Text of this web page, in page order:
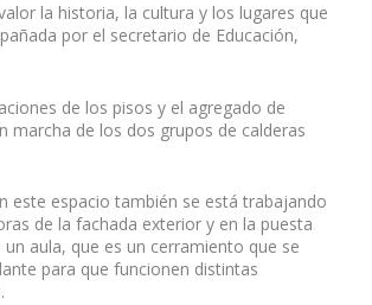
la historia, la cultura y los lugares que
por el secretario de Educación,
de los pisos y el agregado de
marcha de los dos grupos de calderas
este espacio también se está trabajando
de la fachada exterior y en la puesta
un aula, que es un cerramiento que se
para que funcionen distintas